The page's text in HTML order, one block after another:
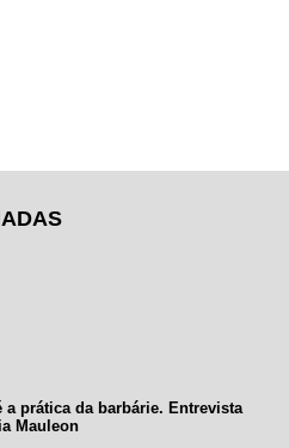
prática da barbárie. Entrevista
Mauleon